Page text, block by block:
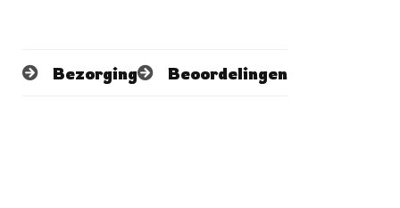
Bezorging Beoordelingen